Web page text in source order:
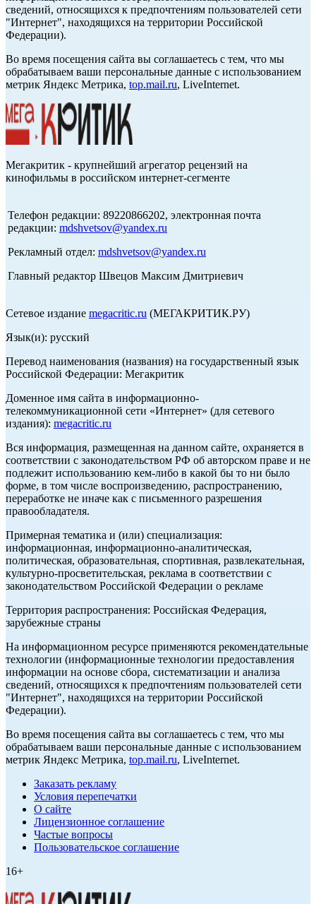
сведений, относящихся к предпочтениям пользователей сети
"Интернет", находящихся на территории Российской
Федерации).
Во время посещения сайта вы соглашаетесь с тем, что мы
обрабатываем ваши персональные данные с использованием
метрик Яндекс Метрика, top.mail.ru, LiveInternet.
Мегакритик - крупнейший агрегатор рецензий на
кинофильмы в российском интернет-сегменте
Телефон редакции: 89220866202, электронная почта
редакции: mdshvetsov@yandex.ru
Рекламный отдел: mdshvetsov@yandex.ru
Главный редактор Швецов Максим Дмитриевич
Сетевое издание megacritic.ru (МЕГАКРИТИК.РУ)
Язык(и): русский
Перевод наименования (названия) на государственный язык
Российской Федерации: Мегакритик
Доменное имя сайта в информационно-
телекоммуникационной сети «Интернет» (для сетевого
издания): megacritic.ru
Вся информация, размещенная на данном сайте, охраняется в
соответствии с законодательством РФ об авторском праве и не
подлежит использованию кем-либо в какой бы то ни было
форме, в том числе воспроизведению, распространению,
переработке не иначе как с письменного разрешения
правообладателя.
Примерная тематика и (или) специализация:
информационная, информационно-аналитическая,
политическая, образовательная, спортивная, развлекательная,
культурно-просветительская, реклама в соответствии с
законодательством Российской Федерации о рекламе
Территория распространения: Российская Федерация,
зарубежные страны
На информационном ресурсе применяются рекомендательные
технологии (информационные технологии предоставления
информации на основе сбора, систематизации и анализа
сведений, относящихся к предпочтениям пользователей сети
"Интернет", находящихся на территории Российской
Федерации).
Во время посещения сайта вы соглашаетесь с тем, что мы
обрабатываем ваши персональные данные с использованием
метрик Яндекс Метрика, top.mail.ru, LiveInternet.
Заказать рекламу
Условия перепечатки
О сайте
Лицензионное соглашение
Частые вопросы
Пользовательское соглашение
16+